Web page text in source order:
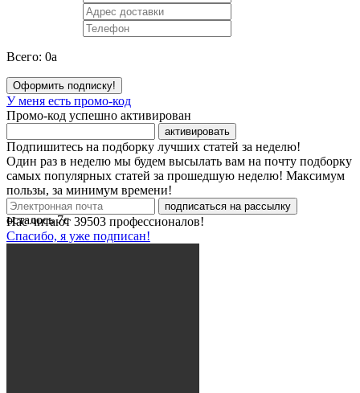
Всего: 0a
Оформить подписку!
У меня есть промо-код
Промо-код успешно активирован
активировать
Подпишитесь на подборку лучших статей за неделю!
Один раз в неделю мы будем высылать вам на почту подборку
самых популярных статей за прошедшую неделю! Максимум
пользы, за минимум времени!
подписаться на рассылку
Нас читают 39503 профессионалов!
Спасибо, я уже подписан!
осталось7с